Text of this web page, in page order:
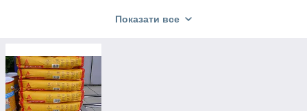
середовища. Дочірні компанії більш ніж в 70 країнах і понад
Показати все